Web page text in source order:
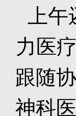
上午
力医
跟随
神科